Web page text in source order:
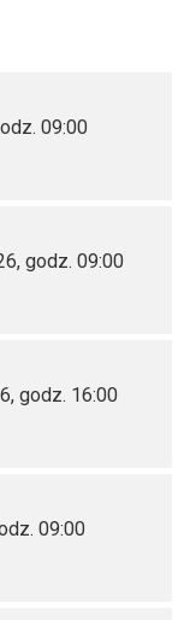
09:00
godz. 09:00
godz. 16:00
09:00